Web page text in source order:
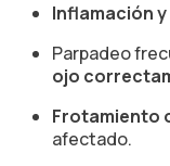
Inflamación
Parpadeo
ojo
Frotamiento
afectado.